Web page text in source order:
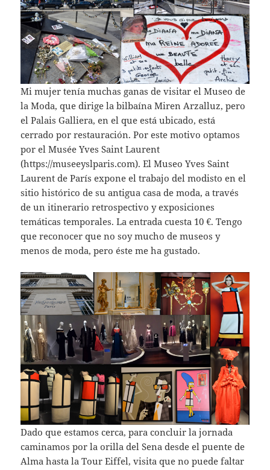
Mi mujer tenía muchas ganas de visitar el Museo de
la Moda, que dirige la bilbaína Miren Arzalluz, pero
el Palais Galliera, en el que está ubicado, está
cerrado por restauración. Por este motivo optamos
por el Musée Yves Saint Laurent
(https://museeyslparis.com). El Museo Yves Saint
Laurent de París expone el trabajo del modisto en el
sitio histórico de su antigua casa de moda, a través
de un itinerario retrospectivo y exposiciones
temáticas temporales. La entrada cuesta 10 €. Tengo
que reconocer que no soy mucho de museos y
menos de moda, pero éste me ha gustado.
Dado que estamos cerca, para concluir la jornada
caminamos por la orilla del Sena desde el puente de
Alma hasta la Tour Eiffel, visita que no puede faltar